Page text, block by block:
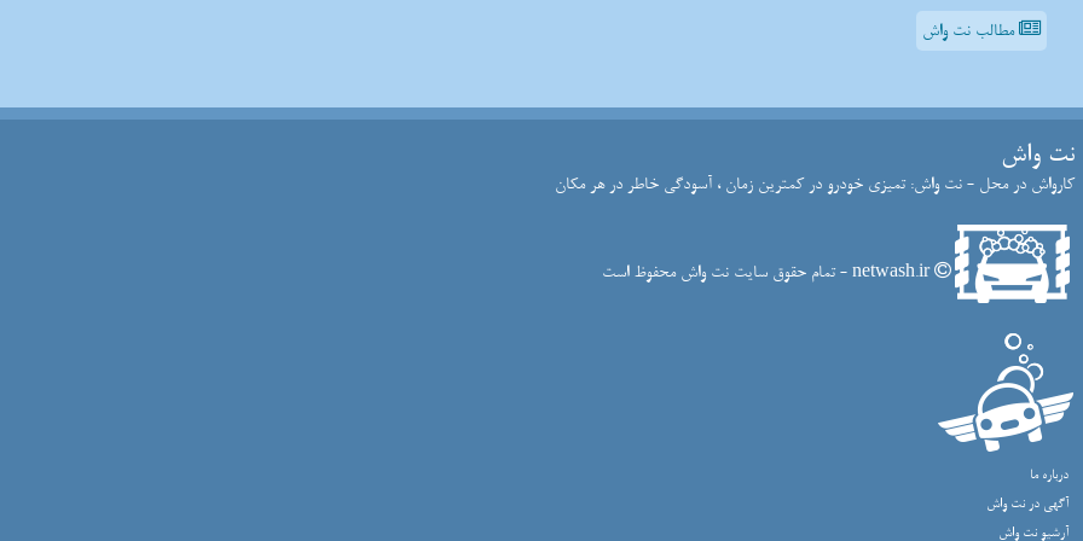
مطالب نت واش
نت واش
کارواش در محل - نت واش: تمیزی خودرو در کمترین زمان ، آسودگی خاطر در هر مکان
netwash.ir - تمام حقوق سایت نت واش محفوظ است
درباره ما
آگهی در نت واش
آرشیو نت واش